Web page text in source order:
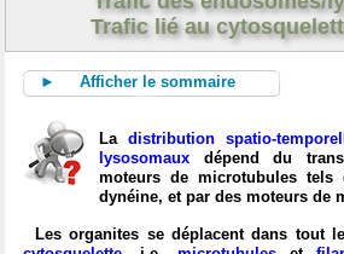
Trafic lié au
► Afficher le sommaire
La distribution spatio-
lysosomaux dépend du
moteurs de microtubules
dynéine, et par des moteurs de
Les organites se déplacent dans tout